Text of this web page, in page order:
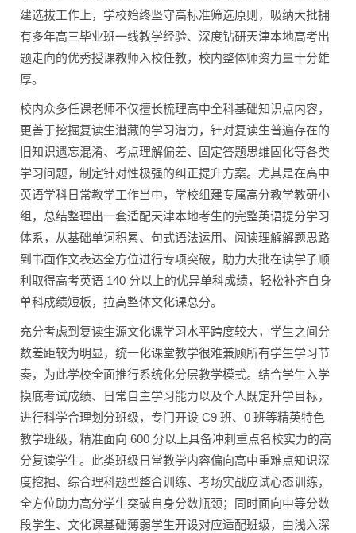
建选拔工作上，学校始终坚守高标准筛选原则，吸纳大批拥
有多年高三毕业班一线教学经验、深度钻研天津本地高考出
题走向的优秀授课教师入校任教，校内整体师资力量十分雄
厚。
校内众多任课老师不仅擅长梳理高中全科基础知识点内容，
更善于挖掘复读生潜藏的学习潜力，针对复读生普遍存在的
旧知识遗忘混淆、考点理解偏差、固定答题思维固化等各类
学习问题，制定针对性极强的纠正提升方案。尤其是在高中
英语学科日常教学工作当中，学校组建专属高分教学教研小
组，总结整理出一套适配天津本地考生的完整英语提分学习
体系，从基础单词积累、句式语法运用、阅读理解解题思路
到书面作文表达全方位进行专项突破，助力大批在读学子顺
利取得高考英语 140 分以上的优异单科成绩，轻松补齐自身
单科成绩短板，拉高整体文化课总分。
充分考虑到复读生源文化课学习水平跨度较大，学生之间分
数差距较为明显，统一化课堂教学很难兼顾所有学生学习节
奏，为此学校全面推行系统化分层教学模式。结合学生入学
摸底考试成绩、日常自主学习能力以及个人既定升学目标，
进行科学合理划分班级，专门开设 C9 班、0 班等精英特色
教学班级，精准面向 600 分以上具备冲刺重点名校实力的高
分复读学生。此类班级日常教学内容偏向高中重难点知识深
度挖掘、综合理科题型整合训练、考场实战应试心态训练，
全方位助力高分学生突破自身分数瓶颈；同时面向中等分数
段学生、文化课基础薄弱学生开设对应适配班级，由浅入深